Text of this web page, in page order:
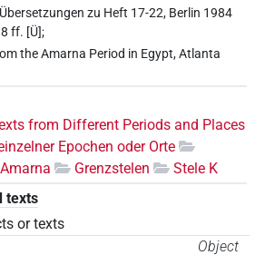
zu Heft 17-22, Berlin 1984
ff. [Ü];
the Amarna Period in Egypt, Atlanta
from Different Periods and Places
Epochen oder Orte
Amarna Grenzstelen
Stele K
texts
or texts
Object